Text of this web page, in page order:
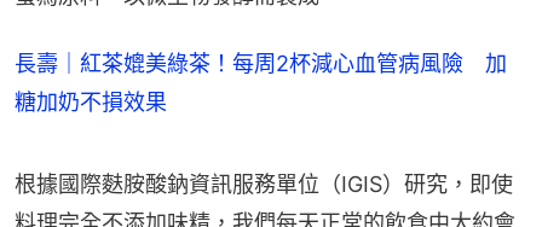
長壽｜紅茶媲美綠茶！每周2杯減心血管病風險 加
糖加奶不損效果
根據國際麩胺酸鈉資訊服務單位（IGIS）研究，即使